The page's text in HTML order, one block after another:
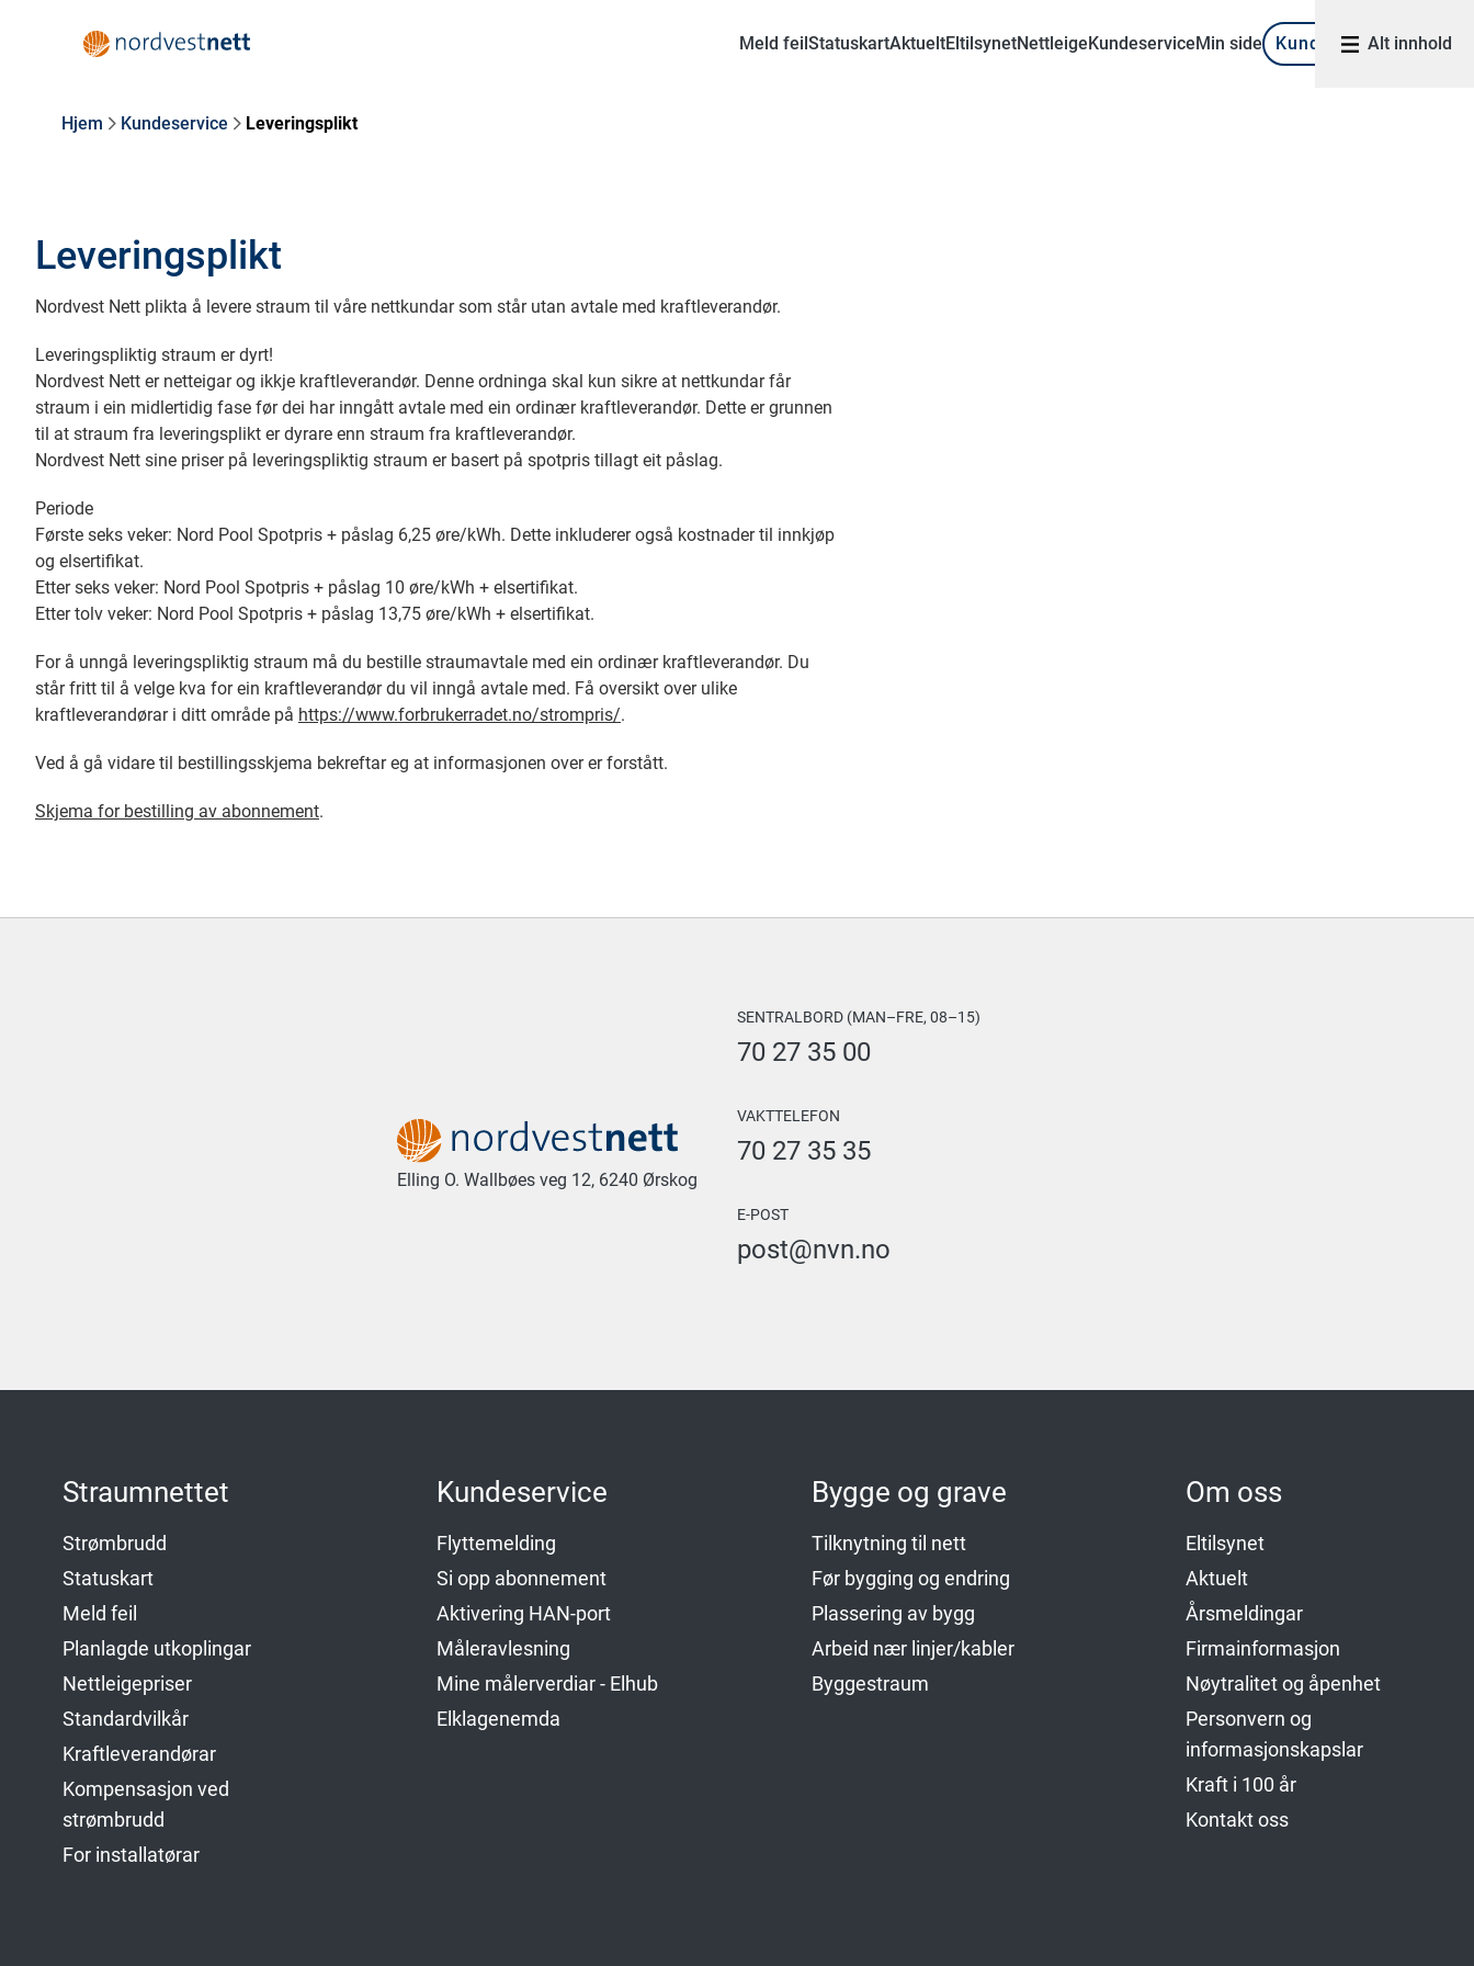
Meld feilStatuskartAktueltEltilsynetNettleigeKundeserviceMin side KundeportalAlt innhold
Hjem Kundeservice Leveringsplikt
Leveringsplikt
Nordvest Nett plikta å levere straum til våre nettkundar som står utan avtale med kraftleverandør.
Leveringspliktig straum er dyrt!
Nordvest Nett er netteigar og ikkje kraftleverandør. Denne ordninga skal kun sikre at nettkundar får
straum i ein midlertidig fase før dei har inngått avtale med ein ordinær kraftleverandør. Dette er grunnen
til at straum fra leveringsplikt er dyrare enn straum fra kraftleverandør.
Nordvest Nett sine priser på leveringspliktig straum er basert på spotpris tillagt eit påslag.
Periode
Første seks veker: Nord Pool Spotpris + påslag 6,25 øre/kWh. Dette inkluderer også kostnader til innkjøp
og elsertifikat.
Etter seks veker: Nord Pool Spotpris + påslag 10 øre/kWh + elsertifikat.
Etter tolv veker: Nord Pool Spotpris + påslag 13,75 øre/kWh + elsertifikat.
For å unngå leveringspliktig straum må du bestille straumavtale med ein ordinær kraftleverandør. Du
står fritt til å velge kva for ein kraftleverandør du vil inngå avtale med. Få oversikt over ulike
kraftleverandørar i ditt område på https://www.forbrukerradet.no/strompris/.
Ved å gå vidare til bestillingsskjema bekreftar eg at informasjonen over er forstått.
Skjema for bestilling av abonnement.
Elling O. Wallbøes veg 12, 6240 Ørskog
SENTRALBORD (MAN–FRE, 08–15)
70 27 35 00
VAKTTELEFON
70 27 35 35
E-POST
post@nvn.no
Straumnettet
Strømbrudd
Statuskart
Meld feil
Planlagde utkoplingar
Nettleigepriser
Standardvilkår
Kraftleverandørar
Kompensasjon ved
strømbrudd
For installatørar
Kundeservice
Flyttemelding
Si opp abonnement
Aktivering HAN-port
Måleravlesning
Mine målerverdiar - Elhub
Elklagenemda
Bygge og grave
Tilknytning til nett
Før bygging og endring
Plassering av bygg
Arbeid nær linjer/kabler
Byggestraum
Om oss
Eltilsynet
Aktuelt
Årsmeldingar
Firmainformasjon
Nøytralitet og åpenhet
Personvern og
informasjonskapslar
Kraft i 100 år
Kontakt oss